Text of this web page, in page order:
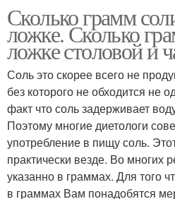
Сколько грамм
ложке. Сколько
ложке столовой и
Соль это скорее всего не
без которого не обходится не
факт что соль задерживает
Поэтому многие диетологи
употребление в пищу соль.
практически везде. Во многих
указанно в граммах. Для того
в граммах Вам понадобятся